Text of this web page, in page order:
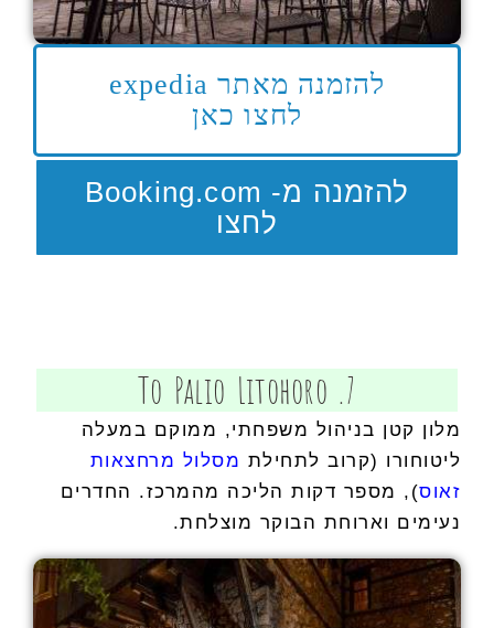
להזמנה מאתר expedia
לחצו כאן
להזמנה מ- Booking.com
לחצו
7. To Palio Litohoro
מלון קטן בניהול משפחתי, ממוקם במעלה
ליטוחורו (קרוב לתחילת מסלול מרחצאות
זאוס), מספר דקות הליכה מהמרכז. החדרים
נעימים וארוחת הבוקר מוצלחת.